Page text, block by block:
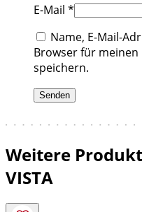
E-Mail *
Name, E-Mail-
Browser für
speichern.
Weitere
VISTA